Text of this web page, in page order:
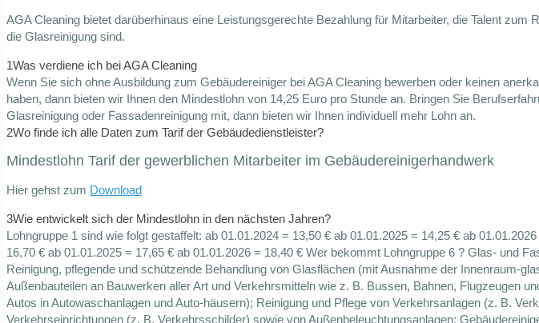
AGA Cleaning bietet darüberhinaus eine Leistungsgerechte Bezahlung für Mitarbeiter, die Talent zum
die Glasreinigung sind.
1Was verdiene ich bei AGA Cleaning
Wenn Sie sich ohne Ausbildung zum Gebäudereiniger bei AGA Cleaning bewerben oder keinen
haben, dann bieten wir Ihnen den Mindestlohn von 14,25 Euro pro Stunde an. Bringen Sie
Glasreinigung oder Fassadenreinigung mit, dann bieten wir Ihnen individuell mehr Lohn an.
2Wo finde ich alle Daten zum Tarif der Gebäudedienstleister?
Mindestlohn Tarif der gewerblichen Mitarbeiter im Gebäudereinigerhandwerk
Hier gehst zum Download
3Wie entwickelt sich der Mindestlohn in den nächsten Jahren?
Lohngruppe 1 sind wie folgt gestaffelt: ab 01.01.2024 = 13,50 € ab 01.01.2025 = 14,25 € ab
16,70 € ab 01.01.2025 = 17,65 € ab 01.01.2026 = 18,40 € Wer bekommt Lohngruppe 6 ? Glas- und
Reinigung, pflegende und schützende Behandlung von Glasflächen (mit Ausnahme der Innenraum-
Außenbauteilen an Bauwerken aller Art und Verkehrsmitteln wie z. B. Bussen, Bahnen, Flugzeugen
Autos in Autowaschanlagen und Auto-häusern); Reinigung und Pflege von Verkehrsanlagen (z. B.
Verkehrseinrichtungen (z. B. Verkehrsschilder) sowie von Außenbeleuchtungsanlagen;